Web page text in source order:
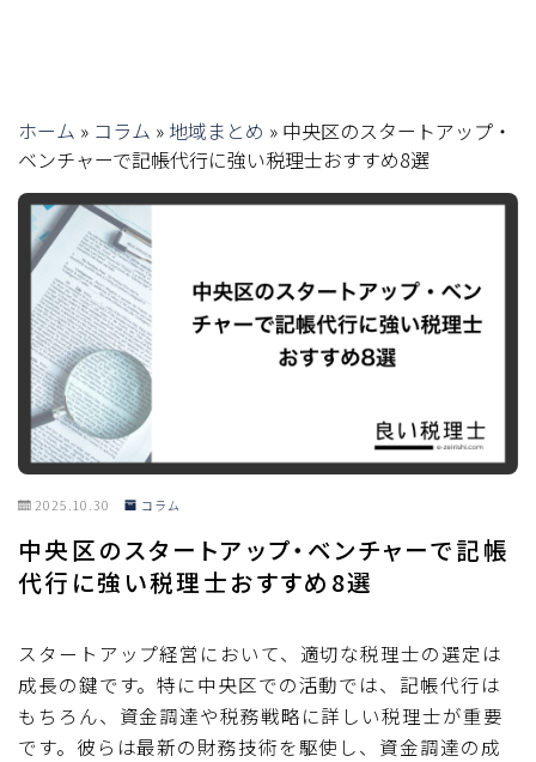
ホーム » コラム » 地域まとめ » 中央区のスタートアップ・
ベンチャーで記帳代行に強い税理士おすすめ8選
2025.10.30 コラム
中央区のスタートアップ・ベンチャーで記帳
代行に強い税理士おすすめ8選
スタートアップ経営において、適切な税理士の選定は
成長の鍵です。特に中央区での活動では、記帳代行は
もちろん、資金調達や税務戦略に詳しい税理士が重要
です。彼らは最新の財務技術を駆使し、資金調達の成